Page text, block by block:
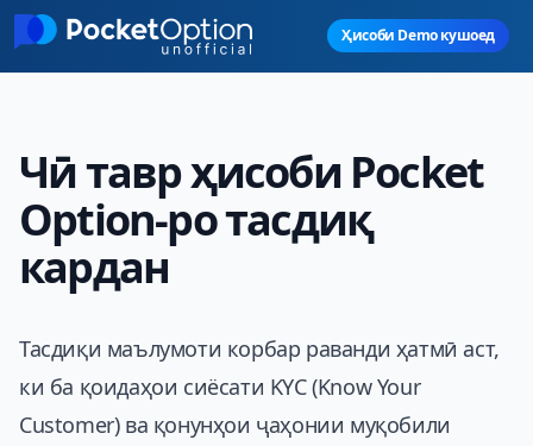
Skip to main content
Ҳисоби Demo кушоед
Чӣ тавр ҳисоби Pocket
Option-ро тасдиқ
кардан
Тасдиқи маълумоти корбар раванди ҳатмӣ аст,
ки ба қоидаҳои сиёсати KYC (Know Your
Customer) ва қонунҳои ҷаҳонии муқобили